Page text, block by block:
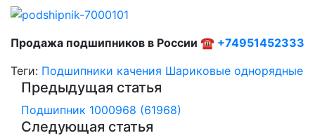
Продажа подшипников в России ☎ +74951452333
Теги: Подшипники качения Шариковые однорядные
Предыдущая статья
Подшипник 1000968 (61968)
Следующая статья